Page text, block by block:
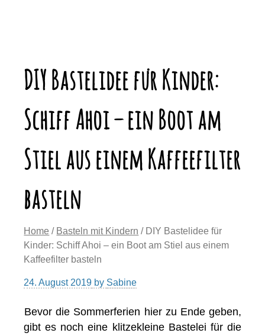
DIY Bastelidee für Kinder:
Schiff Ahoi – ein Boot am
Stiel aus einem Kaffeefilter
basteln
Home / Basteln mit Kindern / DIY Bastelidee für
Kinder: Schiff Ahoi – ein Boot am Stiel aus einem
Kaffeefilter basteln
24. August 2019 by Sabine
Bevor die Sommerferien hier zu Ende geben,
gibt es noch eine klitzekleine Bastelei für die